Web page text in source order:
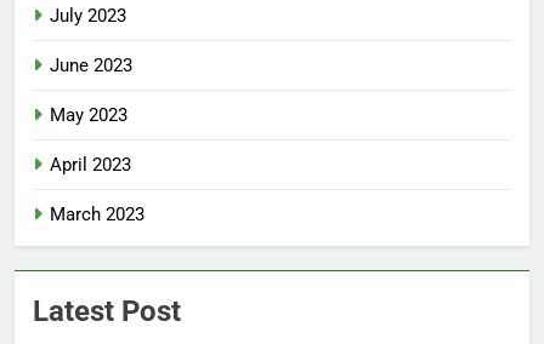
July 2023
June 2023
May 2023
April 2023
March 2023
Latest Post